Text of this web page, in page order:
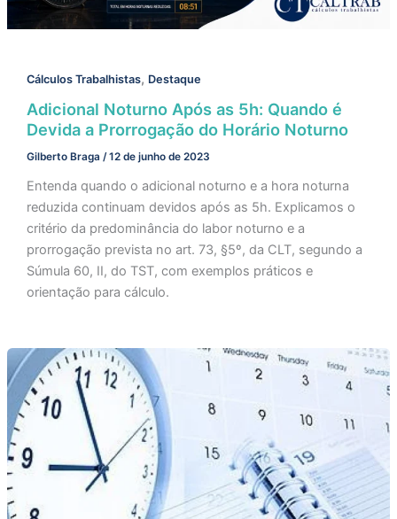
Cálculos Trabalhistas, Destaque
Adicional Noturno Após as 5h: Quando é
Devida a Prorrogação do Horário Noturno
Gilberto Braga /12 de junho de 2023
Entenda quando o adicional noturno e a hora noturna
reduzida continuam devidos após as 5h. Explicamos o
critério da predominância do labor noturno e a
prorrogação prevista no art. 73, §5º, da CLT, segundo a
Súmula 60, II, do TST, com exemplos práticos e
orientação para cálculo.